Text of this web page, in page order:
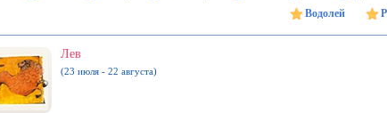
Водолей
Лев
(23 июля - 22 августа)